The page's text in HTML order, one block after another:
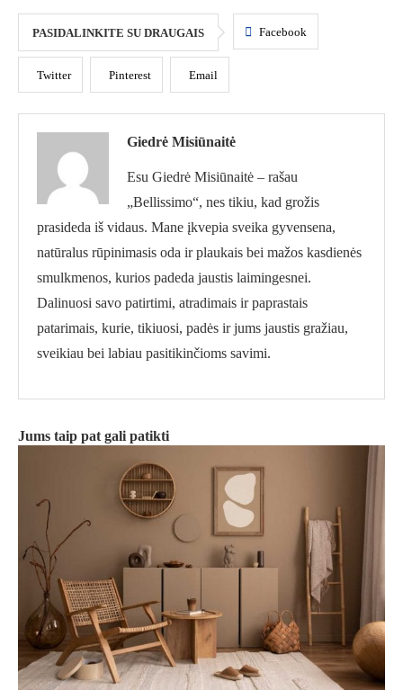
PASIDALINKITE SU DRAUGAIS Facebook
Twitter Pinterest Email
Giedrė Misiūnaitė
Esu Giedrė Misiūnaitė – rašau
„Bellissimo“, nes tikiu, kad grožis
prasideda iš vidaus. Mane įkvepia sveika gyvensena,
natūralus rūpinimasis oda ir plaukais bei mažos kasdienės
smulkmenos, kurios padeda jaustis laimingesnei.
Dalinuosi savo patirtimi, atradimais ir paprastais
patarimais, kurie, tikiuosi, padės ir jums jaustis gražiau,
sveikiau bei labiau pasitikinčioms savimi.
Jums taip pat gali patikti